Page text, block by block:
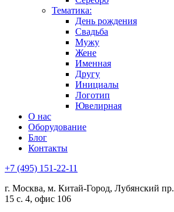
Тематика:
День рождения
Свадьба
Мужу
Жене
Именная
Другу
Инициалы
Логотип
Ювелирная
О нас
Оборудование
Блог
Контакты
+7 (495) 151-22-11
г. Москва, м. Китай-Город, Лубянский пр.
15 с. 4, офис 106